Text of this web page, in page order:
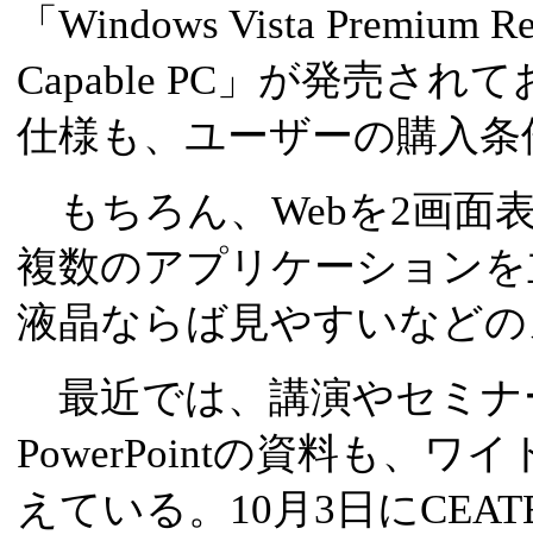
「Windows Vista Premium
Capable PC」が発売され
仕様も、ユーザーの購入
もちろん、Webを2画面
複数のアプリケーション
液晶ならば見やすいなど
最近では、講演やセミナ
PowerPointの資料も、ワ
えている。10月3日に